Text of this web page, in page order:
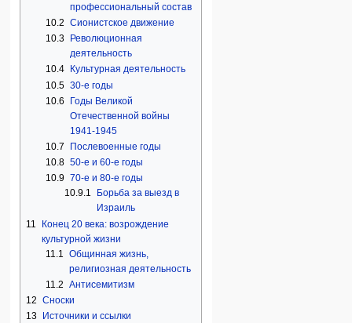
профессиональный состав
10.2 Сионистское движение
10.3
Революционная
деятельность
10.4
Культурная деятельность
10.5 30-е годы
10.6
Годы Великой
Отечественной войны
1941-1945
10.7
Послевоенные годы
10.8 50-е и 60-е годы
10.9 70-е и 80-е годы
10.9.1
Борьба за выезд в
Израиль
11
Конец 20 века: возрождение
культурной жизни
11.1
Общинная жизнь,
религиозная деятельность
11.2 Антисемитизм
12 Сноски
13
Источники и ссылки